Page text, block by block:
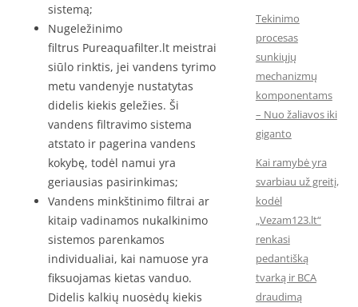
sistemą;
Nugeležinimo
filtrus Pureaquafilter.lt meistrai
siūlo rinktis, jei vandens tyrimo
metu vandenyje nustatytas
didelis kiekis geležies. Ši
vandens filtravimo sistema
atstato ir pagerina vandens
kokybę, todėl namui yra
geriausias pasirinkimas;
Vandens minkštinimo filtrai ar
kitaip vadinamos nukalkinimo
sistemos parenkamos
individualiai, kai namuose yra
fiksuojamas kietas vanduo.
Didelis kalkių nuosėdų kiekis
Tekinimo
procesas
sunkiųjų
mechanizmų
komponentams
– Nuo žaliavos iki
giganto
Kai ramybė yra
svarbiau už greitį,
kodėl
„Vezam123.lt“
renkasi
pedantišką
tvarką ir BCA
draudimą